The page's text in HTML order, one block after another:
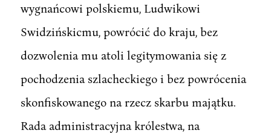
wygnańcowi polskiemu, Ludwikowi
Swidzińskicmu, powrócić do kraju, bez
dozwolenia mu atoli legitymowania się z
pochodzenia szlacheckiego i bez powrócenia
skonfiskowanego na rzecz skarbu majątku.
Rada administracyjna królestwa, na